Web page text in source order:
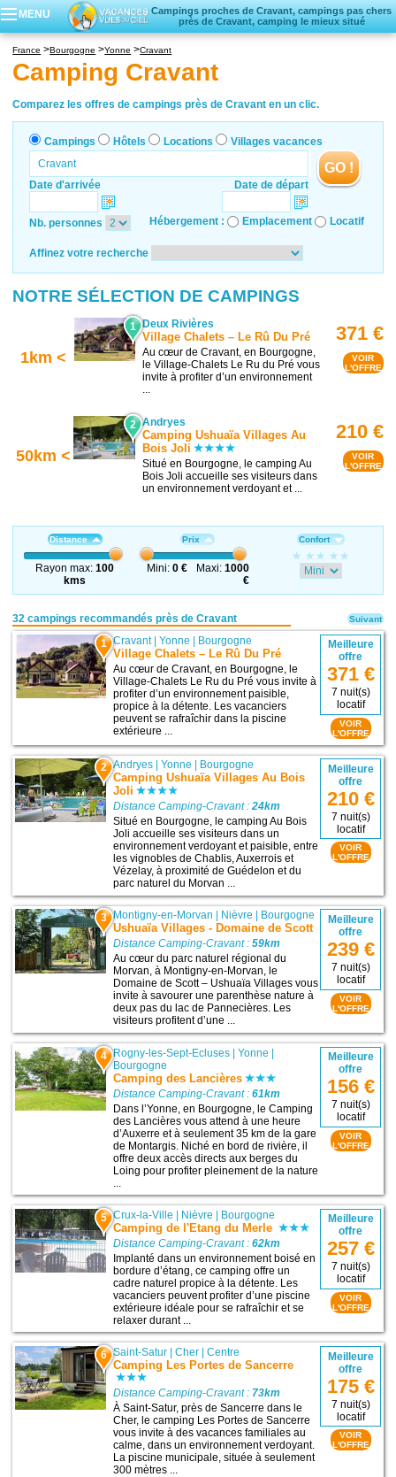
MENU
Campings proches de Cravant, campings pas chers
près de Cravant, camping le mieux situé
Hôtels
Locations vacances
Villages vacances
France Bourgogne Yonne Cravant
Camping Cravant
Comparez les offres de campings près de Cravant en un clic.
Campings Hôtels Locations Villages vacances
Date d'arrivée Date de départ
GO !
Nb. personnes Hébergement : Emplacement Locatif
Affinez votre recherche
NOTRE SÉLECTION DE CAMPINGS
1km <
1 Deux Rivières
Village Chalets – Le Rû Du Pré
Au cœur de Cravant, en Bourgogne,
le Village-Chalets Le Ru du Pré vous
invite à profiter d’un environnement
...
371 €
VOIR
L'OFFRE
50km <
2 Andryes
Camping Ushuaïa Villages Au
Bois Joli
Situé en Bourgogne, le camping Au
Bois Joli accueille ses visiteurs dans
un environnement verdoyant et ...
210 €
VOIR
L'OFFRE
Distance
Rayon max:100
kms
Prix
Mini: 0 € Maxi:1000
€
Confort
32 campings recommandés près de Cravant
1 Cravant|Yonne | Bourgogne
Village Chalets – Le Rû Du Pré
Au cœur de Cravant, en Bourgogne, le
Village-Chalets Le Ru du Pré vous invite à
profiter d’un environnement paisible,
propice à la détente. Les vacanciers
peuvent se rafraîchir dans la piscine
extérieure ...
Meilleure
offre
371 €
7 nuit(s)
locatif
VOIR
L'OFFRE
2 Andryes |Yonne Bourgogne
Camping Ushuaïa Villages Au Bois
Joli
Distance Camping-Cravant :24km
Situé en Bourgogne, le camping Au Bois
Joli accueille ses visiteurs dans un
environnement verdoyant et paisible, entre
les vignobles de Chablis, Auxerrois et
Vézelay, à proximité de Guédelon et du
parc naturel du Morvan ...
Meilleure
offre
210 €
7 nuit(s)
locatif
VOIR
L'OFFRE
3 Montigny-en-Morvan Nièvre Bourgogne
Ushuaïa Villages - Domaine de Scott
Distance Camping-Cravant :59km
Au cœur du parc naturel régional du
Morvan, à Montigny-en-Morvan, le
Domaine de Scott – Ushuaïa Villages vous
invite à savourer une parenthèse nature à
deux pas du lac de Pannecières. Les
visiteurs profitent d’une ...
Meilleure
offre
239 €
7 nuit(s)
locatif
VOIR
L'OFFRE
4 Rogny-les-Sept-Ecluses |Yonne |
Bourgogne
Camping des Lancières
Distance Camping-Cravant :61km
Dans l’Yonne, en Bourgogne, le Camping
des Lancières vous attend à une heure
d’Auxerre et à seulement 35 km de la gare
de Montargis. Niché en bord de rivière, il
offre deux accès directs aux berges du
Loing pour profiter pleinement de la nature
Meilleure
offre
156 €
7 nuit(s)
locatif
VOIR
L'OFFRE
5 Crux-la-Ville | Nièvre | Bourgogne
Camping de l'Etang du Merle
Distance Camping-Cravant :62km
Implanté dans un environnement boisé en
bordure d’étang, ce camping offre un
cadre naturel propice à la détente. Les
vacanciers peuvent profiter d’une piscine
extérieure idéale pour se rafraîchir et se
relaxer durant ...
Meilleure
offre
257 €
7 nuit(s)
locatif
VOIR
L'OFFRE
6 Saint-Satur |Cher |Centre
Camping Les Portes de Sancerre
Distance Camping-Cravant : 73km
À Saint-Satur, près de Sancerre dans le
Cher, le camping Les Portes de Sancerre
vous invite à des vacances familiales au
calme, dans un environnement verdoyant.
La piscine municipale, située à seulement
300 mètres ...
Meilleure
offre
175 €
7 nuit(s)
locatif
VOIR
L'OFFRE
Suivant